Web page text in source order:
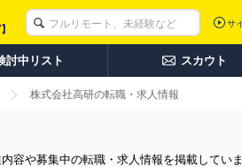
サ
討中リスト スカウト
株式会社高研の転職・求人情報
容や募集中の転職・求人情報を掲載してい